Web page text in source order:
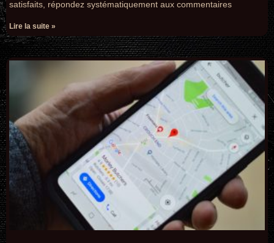
satisfaits, répondez systématiquement aux commentaires
Lire la suite »